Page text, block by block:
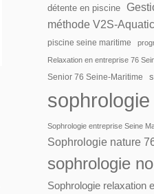
détente en piscine
méthode V2S-
piscine seine maritime
Relaxation en entreprise 76
Senior 76 Seine-Maritime
Sophrologie entreprise Seine
Sophrologie nature
sophrologie
Sophrologie relaxation